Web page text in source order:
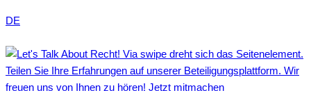
DE
Teilen Sie Ihre Erfahrungen auf unserer Beteiligungsplattform. Wir
freuen uns von Ihnen zu hören! Jetzt mitmachen